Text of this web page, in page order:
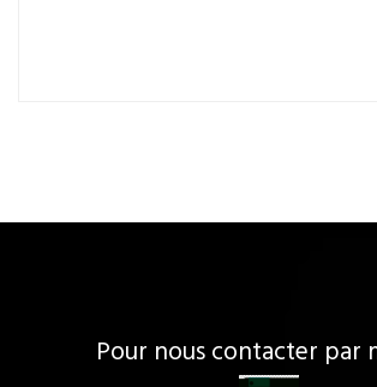
Pour nous contacter par